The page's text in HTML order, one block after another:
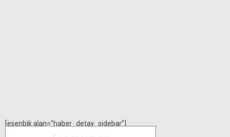
[esenbik alan=”haber_detay_sidebar”]